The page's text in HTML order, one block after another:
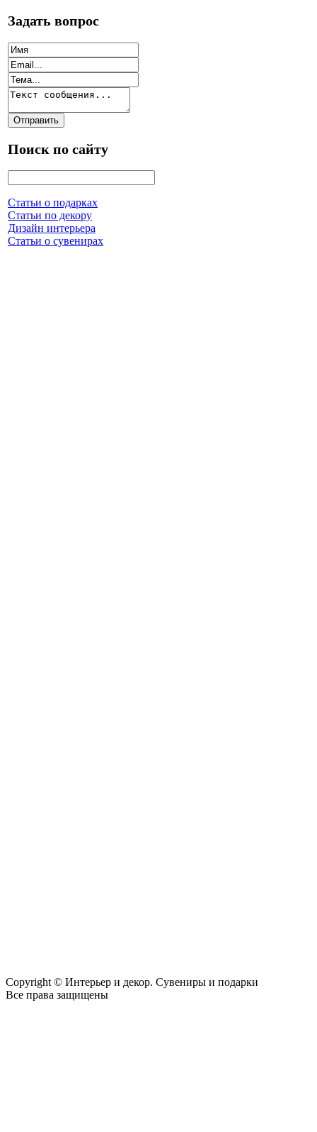
Задать вопрос
Поиск по сайту
Статьи о подарках
Статьи по декору
Дизайн интерьера
Статьи о сувенирах
Copyright © Интерьер и декор. Сувениры и подарки
Все права защищены